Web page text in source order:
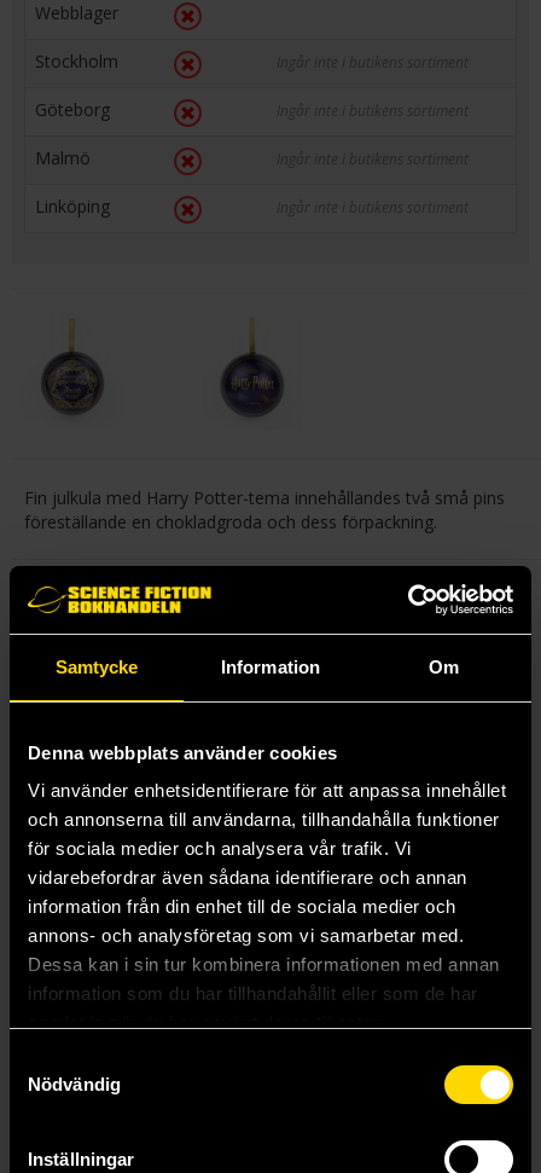
Samtycke Information Om
Denna webbplats använder cookies
Vi använder enhetsidentifierare för att anpassa innehållet
och annonserna till användarna, tillhandahålla funktioner
för sociala medier och analysera vår trafik. Vi
vidarebefordrar även sådana identifierare och annan
information från din enhet till de sociala medier och
annons- och analysföretag som vi samarbetar med.
Dessa kan i sin tur kombinera informationen med annan
information som du har tillhandahållit eller som de har
Nödvändig
Inställningar
Webblager
Stockholm Ingår inte i butikens sortiment
Göteborg Ingår inte i butikens sortiment
Malmö Ingår inte i butikens sortiment
Linköping Ingår inte i butikens sortiment
Fin julkula med Harry Potter-tema innehållandes två små pins
föreställande en chokladgroda och dess förpackning.
Taggar: Julpryl
Mer från Carat Shop
The Leaf of Lorien - Pendant & Necklace